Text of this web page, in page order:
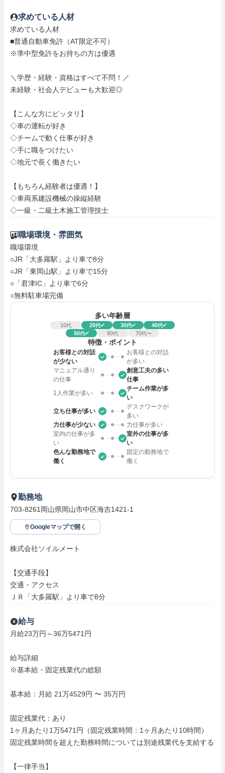
求めている人材
求めている人材
■普通自動車免許（AT限定不可）
※準中型免許をお持ちの方は優遇
＼学歴・経験・資格はすべて不問！／
未経験・社会人デビューも大歓迎◎
【こんな方にピッタリ】
◇車の運転が好き
◇チームで動く仕事が好き
◇手に職をつけたい
◇地元で長く働きたい
【もちろん経験者は優遇！】
◇車両系建設機械の操縦経験
◇一級・二級土木施工管理技士
職場環境・雰囲気
職場環境
○JR「大多羅駅」より車で8分
○JR「東岡山駅」より車で15分
○「君津IC」より車で6分
○無料駐車場完備
多い年齢層
10代 20代 30代 40代
50代 60代 70代〜
特徴・ポイント
お客様との対話
が少ない
お客様との対話
が多い
マニュアル通り
の仕事
創意工夫の多い
仕事
1人作業が多い
チーム作業が多
い
立ち仕事が多い
デスクワークが
多い
力仕事が少ない
力仕事が多い
室内の仕事が多
い
室外の仕事が多
い
色んな勤務地で
働く
固定の勤務地で
働く
勤務地
703-8261岡山県岡山市中区海吉1421-1
Googleマップで開く
株式会社ソイルメート
【交通手段】
交通・アクセス
ＪＲ「大多羅駅」より車で8分
給与
月給23万円～36万5471円
給与詳細
※基本給・固定残業代の総額
基本給：月給 21万4529円 〜 35万円
固定残業代：あり
1ヶ月あたり1万5471円（固定残業時間：1ヶ月あたり10時間）
固定残業時間を超えた勤務時間については別途残業代を支給する
【一律手当】